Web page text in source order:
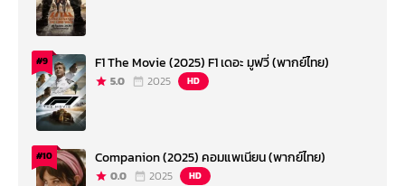
#9 F1 The Movie (2025) F1 เดอะ มูฟวี่ (พากย์ไทย)
5.0 2025 HD
#10 Companion (2025) คอมแพเนียน (พากย์ไทย)
0.0 2025 HD